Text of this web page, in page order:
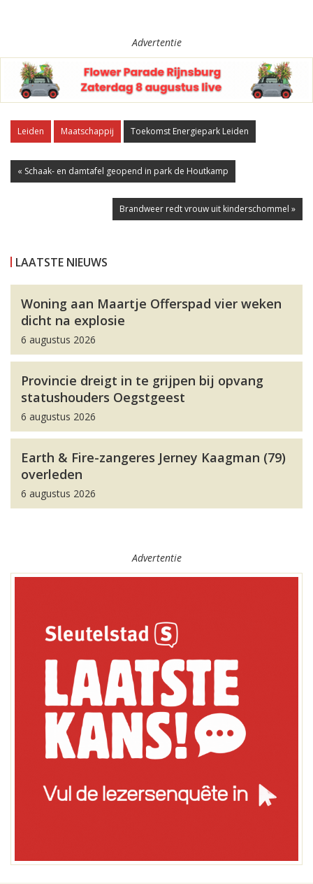
Advertentie
Leiden Maatschappij Toekomst Energiepark Leiden
« Schaak- en damtafel geopend in park de Houtkamp
Brandweer redt vrouw uit kinderschommel »
LAATSTE NIEUWS
Woning aan Maartje Offerspad vier weken
dicht na explosie
6 augustus 2026
Provincie dreigt in te grijpen bij opvang
statushouders Oegstgeest
6 augustus 2026
Earth & Fire-zangeres Jerney Kaagman (79)
overleden
6 augustus 2026
Advertentie